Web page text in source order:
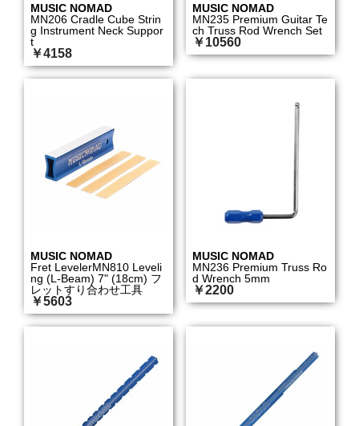
MUSIC NOMAD
MN206 Cradle Cube Strin
g Instrument Neck Suppor
t
￥4158
MUSIC NOMAD
MN235 Premium Guitar Te
ch Truss Rod Wrench Set
￥10560
MUSIC NOMAD
Fret LevelerMN810 Leveli
ng (L-Beam) 7" (18cm) フ
レットすり合わせ工具
￥5603
MUSIC NOMAD
MN236 Premium Truss Ro
d Wrench 5mm
￥2200